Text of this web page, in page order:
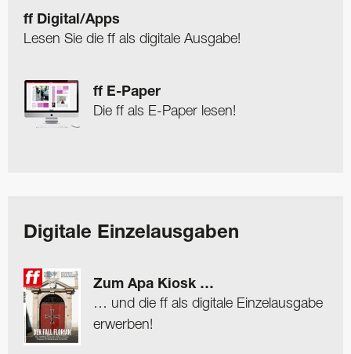
ff Digital/Apps
Lesen Sie die ff als digitale Ausgabe!
ff E-Paper
Die ff als E-Paper lesen!
Digitale Einzelausgaben
Zum Apa Kiosk …
… und die ff als digitale Einzelausgabe
erwerben!